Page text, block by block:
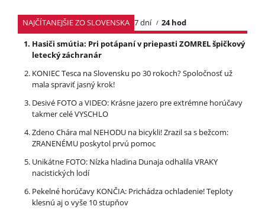
NAJČÍTANEJŠIE ZO SLOVENSKA 7 dní
24 hod
Hasiči smútia: Pri potápaní v priepasti ZOMREL špičkový
letecký záchranár
KONIEC Tesca na Slovensku po 30 rokoch? Spoločnosť už
mala spraviť jasný krok!
Desivé FOTO a VIDEO: Krásne jazero pre extrémne horúčavy
takmer celé VYSCHLO
Zdeno Chára mal NEHODU na bicykli! Zrazil sa s bežcom:
ZRANENÉMU poskytol prvú pomoc
Unikátne FOTO: Nízka hladina Dunaja odhalila VRAKY
nacistických lodí
Pekelné horúčavy KONČIA: Prichádza ochladenie! Teploty
klesnú aj o vyše 10 stupňov